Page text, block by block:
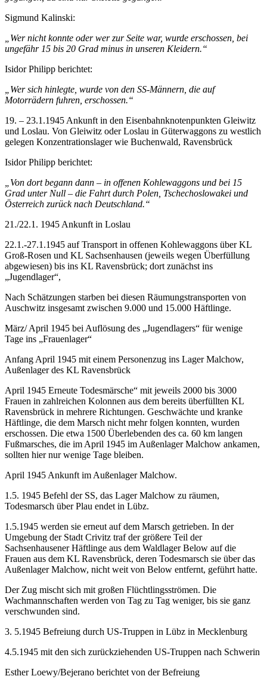
Sigmund Kalinski:
„Wer nicht konnte oder wer zur Seite war, wurde erschossen, bei
ungefähr 15 bis 20 Grad minus in unseren Kleidern.“
Isidor Philipp berichtet:
„Wer sich hinlegte, wurde von den SS-Männern, die auf
Motorrädern fuhren, erschossen.“
19. – 23.1.1945 Ankunft in den Eisenbahnknotenpunkten Gleiwitz
und Loslau. Von Gleiwitz oder Loslau in Güterwaggons zu westlich
gelegen Konzentrationslager wie Buchenwald, Ravensbrück
Isidor Philipp berichtet:
„Von dort begann dann – in offenen Kohlewaggons und bei 15
Grad unter Null – die Fahrt durch Polen, Tschechoslowakei und
Österreich zurück nach Deutschland.“
21./22.1. 1945 Ankunft in Loslau
22.1.-27.1.1945 auf Transport in offenen Kohlewaggons über KL
Groß-Rosen und KL Sachsenhausen (jeweils wegen Überfüllung
abgewiesen) bis ins KL Ravensbrück; dort zunächst ins
„Jugendlager“,
Nach Schätzungen starben bei diesen Räumungstransporten von
Auschwitz insgesamt zwischen 9.000 und 15.000 Häftlinge.
März/ April 1945 bei Auflösung des „Jugendlagers“ für wenige
Tage ins „Frauenlager“
Anfang April 1945 mit einem Personenzug ins Lager Malchow,
Außenlager des KL Ravensbrück
April 1945 Erneute Todesmärsche“ mit jeweils 2000 bis 3000
Frauen in zahlreichen Kolonnen aus dem bereits überfüllten KL
Ravensbrück in mehrere Richtungen. Geschwächte und kranke
Häftlinge, die dem Marsch nicht mehr folgen konnten, wurden
erschossen. Die etwa 1500 Überlebenden des ca. 60 km langen
Fußmarsches, die im April 1945 im Außenlager Malchow ankamen,
sollten hier nur wenige Tage bleiben.
April 1945 Ankunft im Außenlager Malchow.
1.5. 1945 Befehl der SS, das Lager Malchow zu räumen,
Todesmarsch über Plau endet in Lübz.
1.5.1945 werden sie erneut auf dem Marsch getrieben. In der
Umgebung der Stadt Crivitz traf der größere Teil der
Sachsenhausener Häftlinge aus dem Waldlager Below auf die
Frauen aus dem KL Ravensbrück, deren Todesmarsch sie über das
Außenlager Malchow, nicht weit von Below entfernt, geführt hatte.
Der Zug mischt sich mit großen Flüchtlingsströmen. Die
Wachmannschaften werden von Tag zu Tag weniger, bis sie ganz
verschwunden sind.
3. 5.1945 Befreiung durch US-Truppen in Lübz in Mecklenburg
4.5.1945 mit den sich zurückziehenden US-Truppen nach Schwerin
Esther Loewy/Bejerano berichtet von der Befreiung